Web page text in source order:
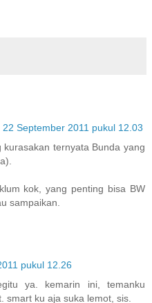
22 September 2011 pukul 12.03
ternyata Bunda yang
kok, yang penting bisa BW
sampaikan.
pukul 12.26
ya. kemarin ini, temanku
smart ku aja suka lemot, sis.